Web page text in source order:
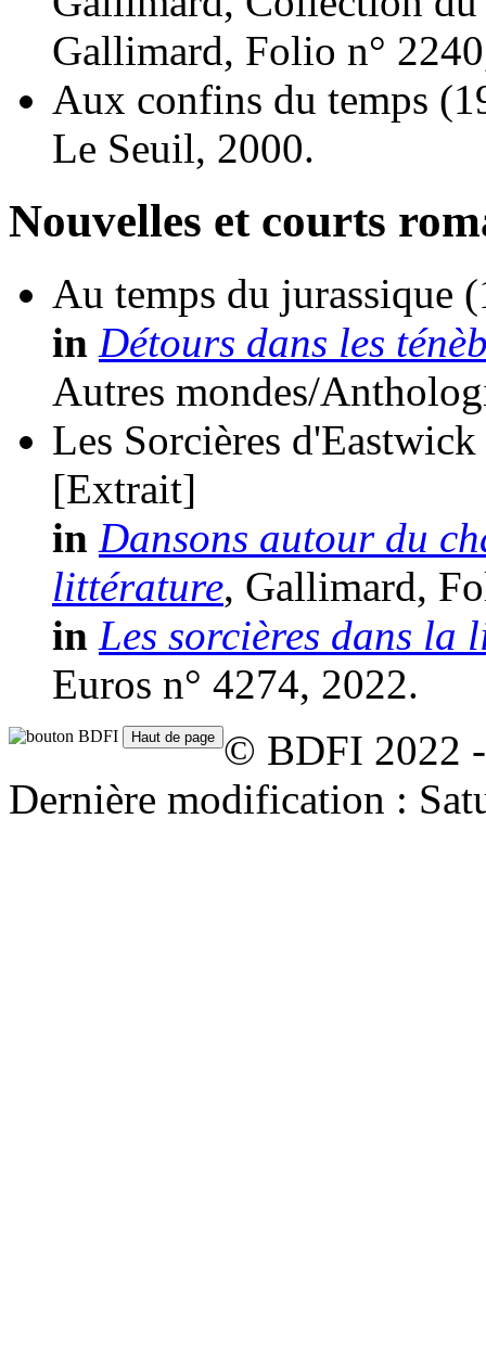
Gallimard, Folio n°
Aux confins du temps
Le Seuil, 2000.
Nouvelles et courts
Au temps du jurassique
in Détours dans les
Autres mondes/
Les Sorcières d'Eastwick
[Extrait]
in Dansons autour du
littérature, Gallimard,
in Les sorcières dans la
Euros n° 4274, 2022.
© BDFI 2022
Dernière modification :